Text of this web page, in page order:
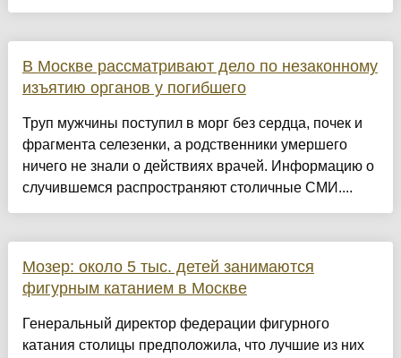
В Москве рассматривают дело по незаконному
изъятию органов у погибшего
Труп мужчины поступил в морг без сердца, почек и
фрагмента селезенки, а родственники умершего
ничего не знали о действиях врачей. Информацию о
случившемся распространяют столичные СМИ....
Мозер: около 5 тыс. детей занимаются
фигурным катанием в Москве
Генеральный директор федерации фигурного
катания столицы предположила, что лучшие из них